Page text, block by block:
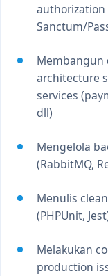
authorization
Sanctum/
Membangun
architecture
services
dll)
Mengelola
(RabbitMQ,
Menulis
(PHPUnit,
Melakukan
production